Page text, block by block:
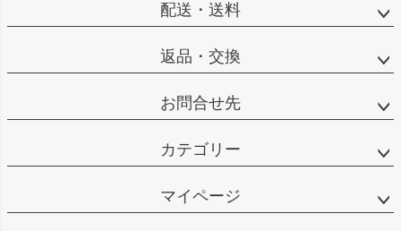
配送・送料
返品・交換
お問合せ先
カテゴリー
マイページ